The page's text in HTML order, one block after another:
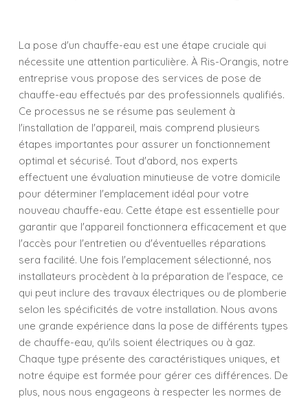
La pose d'un chauffe-eau est une étape cruciale qui
nécessite une attention particulière. À Ris-Orangis, notre
entreprise vous propose des services de pose de
chauffe-eau effectués par des professionnels qualifiés.
Ce processus ne se résume pas seulement à
l'installation de l'appareil, mais comprend plusieurs
étapes importantes pour assurer un fonctionnement
optimal et sécurisé. Tout d'abord, nos experts
effectuent une évaluation minutieuse de votre domicile
pour déterminer l'emplacement idéal pour votre
nouveau chauffe-eau. Cette étape est essentielle pour
garantir que l'appareil fonctionnera efficacement et que
l'accès pour l'entretien ou d'éventuelles réparations
sera facilité. Une fois l'emplacement sélectionné, nos
installateurs procèdent à la préparation de l'espace, ce
qui peut inclure des travaux électriques ou de plomberie
selon les spécificités de votre installation. Nous avons
une grande expérience dans la pose de différents types
de chauffe-eau, qu'ils soient électriques ou à gaz.
Chaque type présente des caractéristiques uniques, et
notre équipe est formée pour gérer ces différences. De
plus, nous nous engageons à respecter les normes de